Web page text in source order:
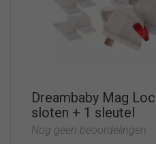
Dreambaby Mag
sloten + 1 sleutel
Nog geen beoordelingen